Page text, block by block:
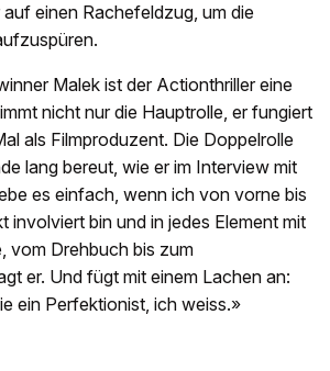
einen Rachefeldzug, um die
Malek ist der Actionthriller eine
nicht nur die Hauptrolle, er fungiert
als Filmproduzent. Die Doppelrolle
lang bereut, wie er im Interview mit
es einfach, wenn ich von vorne bis
involviert bin und in jedes Element mit
vom Drehbuch bis zum
er. Und fügt mit einem Lachen an:
ein Perfektionist, ich weiss.»